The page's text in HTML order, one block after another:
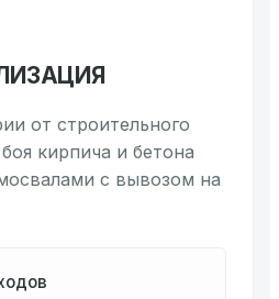
от строительного
кирпича и бетона
с вывозом на